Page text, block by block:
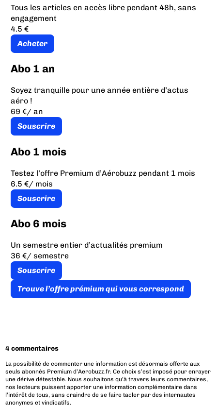
Tous les articles en accès libre pendant 48h, sans
engagement
4.5 €
Acheter
Abo 1 an
Soyez tranquille pour une année entière d’actus
aéro !
69 €/ an
Souscrire
Abo 1 mois
Testez l’offre Premium d’Aérobuzz pendant 1 mois
6.5 €/ mois
Souscrire
Abo 6 mois
Un semestre entier d’actualités premium
36 €/ semestre
Souscrire
Trouve l’offre prémium qui vous correspond
4 commentaires
La possibilité de commenter une information est désormais offerte aux
seuls abonnés Premium d’Aerobuzz.fr. Ce choix s’est imposé pour enrayer
une dérive détestable. Nous souhaitons qu’à travers leurs commentaires,
nos lecteurs puissent apporter une information complémentaire dans
l’intérêt de tous, sans craindre de se faire tacler par des internautes
anonymes et vindicatifs.